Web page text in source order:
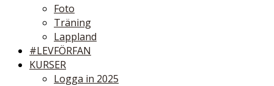
Foto
Träning
Lappland
#LEVFÖRFAN
KURSER
Logga in 2025